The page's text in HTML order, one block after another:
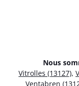
Nous
Vitrolles (13127),
Ventabren